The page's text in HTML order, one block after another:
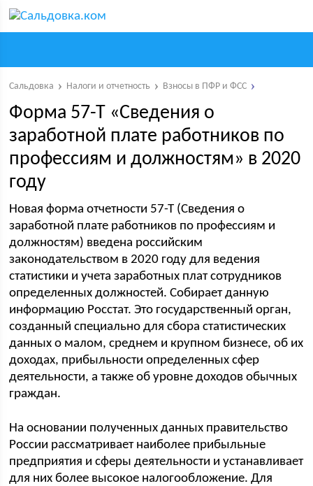
Сальдовка Налоги и отчетность Взносы в ПФР и ФСС
Форма 57-Т «Сведения о
заработной плате работников по
профессиям и должностям» в 2020
году
Новая форма отчетности 57-Т (Сведения о
заработной плате работников по профессиям и
должностям) введена российским
законодательством в 2020 году для ведения
статистики и учета заработных плат сотрудников
определенных должностей. Собирает данную
информацию Росстат. Это государственный орган,
созданный специально для сбора статистических
данных о малом, среднем и крупном бизнесе, об их
доходах, прибыльности определенных сфер
деятельности, а также об уровне доходов обычных
граждан.
На основании полученных данных правительство
России рассматривает наиболее прибыльные
предприятия и сферы деятельности и устанавливает
для них более высокое налогообложение. Для